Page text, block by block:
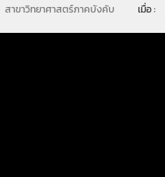
สาขาวิทยาศาสตร์ภาคบังคับ เมื่อ :